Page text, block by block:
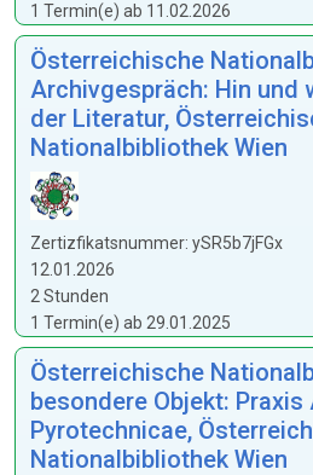
1 Termin(e) ab 11.02.2026
Österreichische
Archivgespräch: Hin und
der Literatur,
Nationalbibliothek Wien
Zertizfikatsnummer: ySR5b7jFGx
12.01.2026
2 Stunden
1 Termin(e) ab 29.01.2025
Österreichische
besondere Objekt:
Pyrotechnicae,
Nationalbibliothek Wien